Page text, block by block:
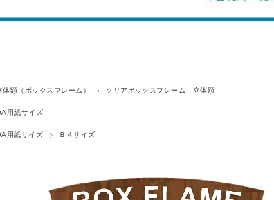
体額（ボックスフレーム） クリアボックスフレーム 立体額
用紙サイズ
用紙サイズ Ｂ４サイズ